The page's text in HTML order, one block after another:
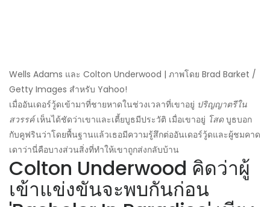
Wells Adams และ Colton Underwood | ภาพโดย Brad Barket /
Getty Images สำหรับ Yahoo!
เมื่ออันเดอร์วู้ดเข้ามาที่ชายหาดในช่วงเวลาที่เขาอยู่ ปริญญาตรีใน
สวรรค์เห็นได้ชัดว่าเขาและเตี้ยบูธมีประวัติ เมื่อเขาอยู่ โสดบูธบอก
กับคูฟรินว่าโดยพื้นฐานแล้วเธอมีความรู้สึกต่ออันเดอร์วู้ดและผู้ชมคาด
เดาว่านี่คือบางส่วนสิ่งที่ทำให้เขาถูกส่งกลับบ้าน
Colton Underwood คิดว่าผู้
เข้าแข่งขันจะพบกันก่อน